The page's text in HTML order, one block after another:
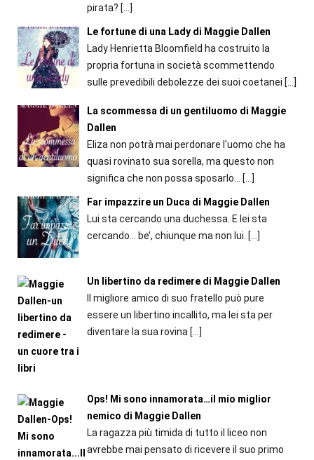
pirata? […]
Le fortune di una Lady di Maggie Dallen
Lady Henrietta Bloomfield ha costruito la
propria fortuna in società scommettendo
sulle prevedibili debolezze dei suoi coetanei […]
La scommessa di un gentiluomo di Maggie
Dallen
Eliza non potrà mai perdonare l'uomo che ha
quasi rovinato sua sorella, ma questo non
significa che non possa sposarlo...
[…]
Far impazzire un Duca di Maggie Dallen
Lui sta cercando una duchessa. E lei sta
cercando... be’, chiunque ma non lui. […]
Un libertino da redimere di Maggie Dallen
Il migliore amico di suo fratello può pure
essere un libertino incallito, ma lei sta per
diventare la sua rovina […]
Ops! Mi sono innamorata…il mio miglior
nemico di Maggie Dallen
La ragazza più timida di tutto il liceo non
avrebbe mai pensato di ricevere il suo primo